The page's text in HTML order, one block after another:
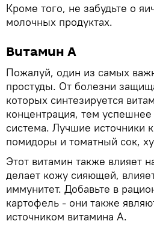
Кроме того, не забудьте о
молочных продуктах.
Витамин А
Пожалуй, один из самых
простуды. От болезни
которых синтезируется
концентрация, тем
система. Лучшие источники
помидоры и томатный сок,
Этот витамин также влияет
делает кожу сияющей,
иммунитет. Добавьте в
картофель - они также
источником витамина А.